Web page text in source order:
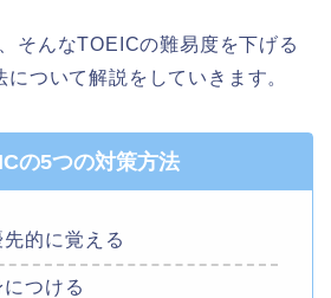
そんなTOEICの難易度を下げる
ついて解説をしていきます。
の5つの対策方法
的に覚える
つける